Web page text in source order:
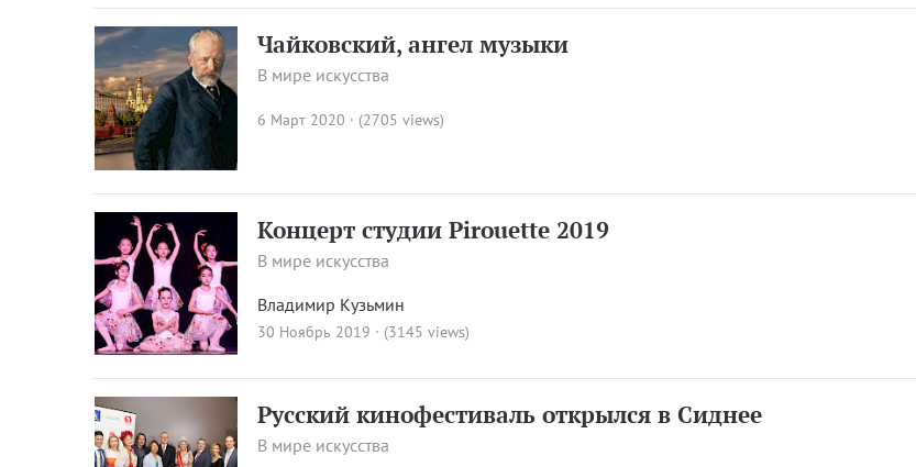
Чайковский, ангел музыки
В мире искусства
6 Март 2020 · (2705 views)
Концерт студии Pirouette 2019
В мире искусства
Владимир Кузьмин
30 Ноябрь 2019 · (3145 views)
Русский кинофестиваль открылся в Сиднее
В мире искусства